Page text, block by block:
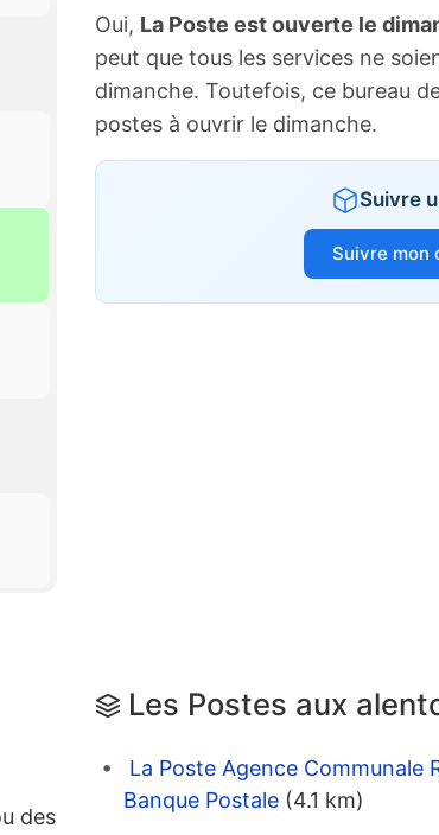
des
Oui, La Poste est ouverte le
peut que tous les services ne
dimanche. Toutefois, ce bureau
postes à ouvrir le dimanche.
Suivre
Suivre mon
Les Postes aux
La Poste Agence Communale
Banque Postale (4.1 km)